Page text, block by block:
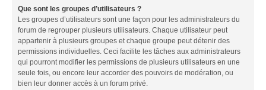
Que sont les groupes d’utilisateurs ?
Les groupes d’utilisateurs sont une façon pour les administrateurs du
forum de regrouper plusieurs utilisateurs. Chaque utilisateur peut
appartenir à plusieurs groupes et chaque groupe peut détenir des
permissions individuelles. Ceci facilite les tâches aux administrateurs
qui pourront modifier les permissions de plusieurs utilisateurs en une
seule fois, ou encore leur accorder des pouvoirs de modération, ou
bien leur donner accès à un forum privé.